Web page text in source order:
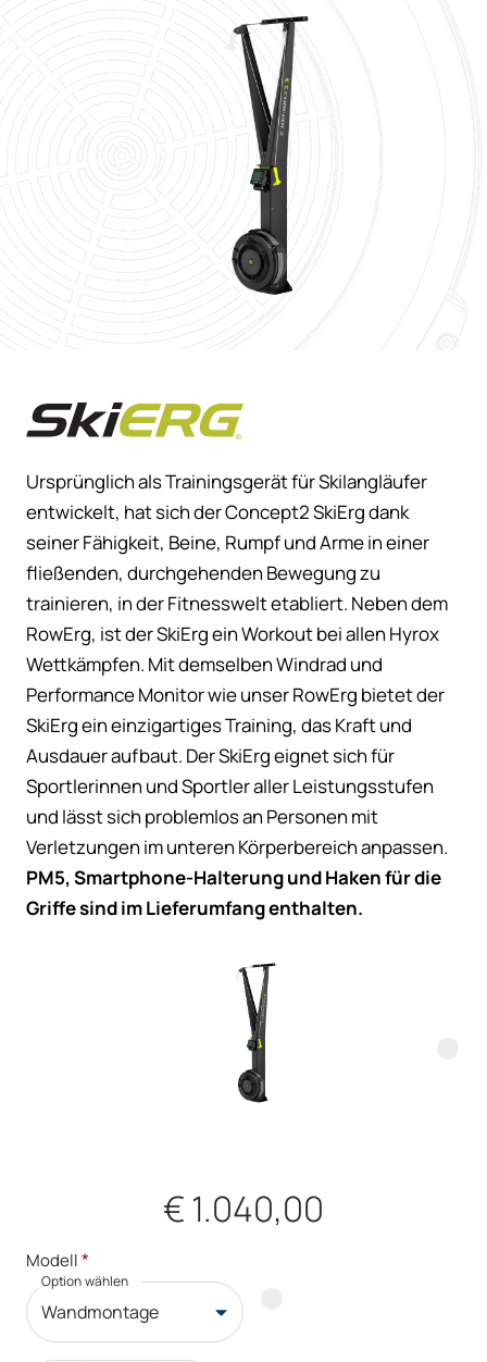
Ursprünglich als Trainingsgerät für Skilangläufer
entwickelt, hat sich der Concept2 SkiErg dank
seiner Fähigkeit, Beine, Rumpf und Arme in einer
fließenden, durchgehenden Bewegung zu
trainieren, in der Fitnesswelt etabliert. Neben dem
RowErg, ist der SkiErg ein Workout bei allen Hyrox
Wettkämpfen. Mit demselben Windrad und
Performance Monitor wie unser RowErg bietet der
SkiErg ein einzigartiges Training, das Kraft und
Ausdauer aufbaut. Der SkiErg eignet sich für
Sportlerinnen und Sportler aller Leistungsstufen
und lässt sich problemlos an Personen mit
Verletzungen im unteren Körperbereich anpassen.
PM5, Smartphone-Halterung und Haken für die
Griffe sind im Lieferumfang enthalten.
€ 1.040,00
Modell*
Option wählen
Wandmontage